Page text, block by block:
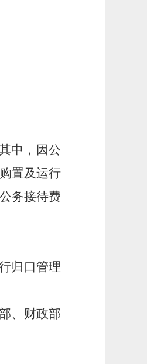
中，因公
置及运行
务接待费
归口管理
、财政部